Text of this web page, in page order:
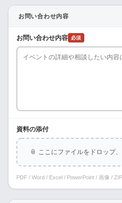
お問い合わせ内容
お問い合わせ内容 必須
資料の添付
📎 ここにファイルをドロップ
PDF / Word / Excel / PowerPoint / 画像 /